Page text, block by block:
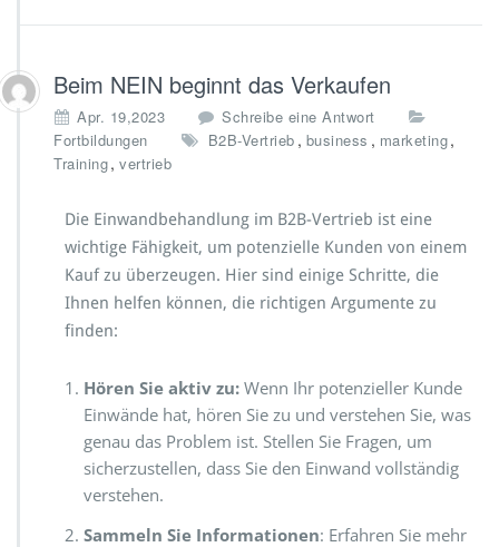
Beim NEIN beginnt das Verkaufen
Apr. 19,2023
Schreibe eine Antwort
Fortbildungen
B2B-Vertrieb , business , marketing,
Training, vertrieb
Die Einwandbehandlung im B2B-Vertrieb ist eine
wichtige Fähigkeit, um potenzielle Kunden von einem
Kauf zu überzeugen. Hier sind einige Schritte, die
Ihnen helfen können, die richtigen Argumente zu
finden:
Hören Sie aktiv zu: Wenn Ihr potenzieller Kunde
Einwände hat, hören Sie zu und verstehen Sie, was
genau das Problem ist. Stellen Sie Fragen, um
sicherzustellen, dass Sie den Einwand vollständig
verstehen.
Sammeln Sie Informationen: Erfahren Sie mehr